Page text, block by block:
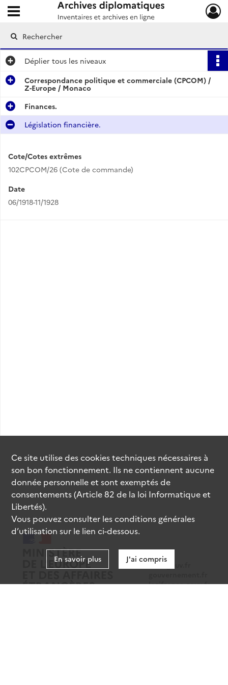
Archives diplomatiques
Ouvrir le menu déroulant
Déplier tous les niveaux
Correspondance politique et commerciale (CPCOM) /
Z-Europe / Monaco
Finances.
Législation financière.
Cote/Cotes extrêmes
102CPCOM/26 (Cote de commande)
Date
06/1918-11/1928
data.gouv.fr
legifrance.gouv.fr
Ce site utilise descookiestechniques nécessaires à
son bon fonctionnement. Ils ne contiennent aucune
donnée personnelle et sont exemptés de
consentements (Article 82 de la loi Informatique et
Libertés).
Vous pouvez consulter les conditions générales
d’utilisation sur le lien ci-dessous.
En savoir plus J'ai compris